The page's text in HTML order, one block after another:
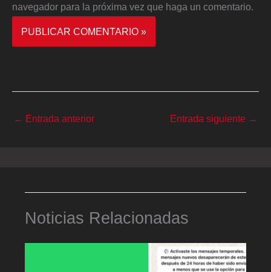
navegador para la próxima vez que haga un comentario.
← Entrada anterior Entrada siguiente →
Noticias Relacionadas